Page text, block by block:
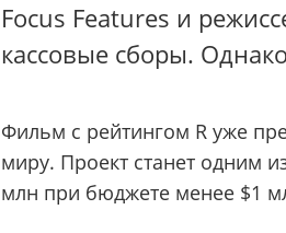
Focus Features и
кассовые сборы.
Фильм с рейтингом R уже
миру. Проект станет одним
млн при бюджете менее $1